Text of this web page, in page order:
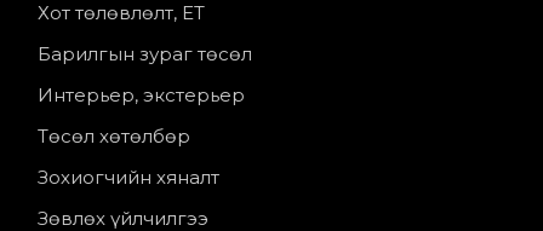
Хот төлөвлөлт, ЕТ
Барилгын зураг төсөл
Интерьер, экстерьер
Төсөл хөтөлбөр
Зохиогчийн хяналт
Зөвлөх үйлчилгээ